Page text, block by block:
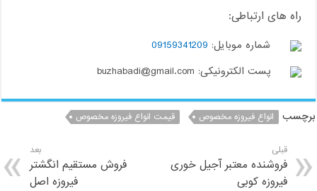
راه های ارتباطی:
شماره موبایل: 09159341209
پست الکترونیکی: buzhabadi@gmail.com
برچسب انواع فیروزه مخصوص قیمت انواع فیروزه مخصوص
قبلی
فروشنده معتبر آجیل خوری
فیروزه کوبی
بعد
فروش مستقیم انگشتر
فیروزه اصل